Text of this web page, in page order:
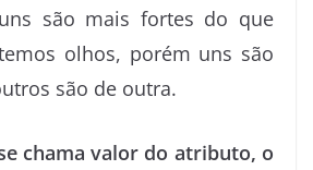
são mais fortes do que
olhos, porém uns são
são de outra.
chama valor do atributo, o